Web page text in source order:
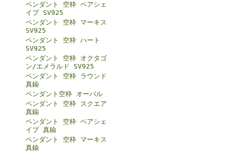
ペンダント 空枠 ペアシェ
イプ SV925
ペンダント 空枠 マーキス
SV925
ペンダント 空枠 ハート
SV925
ペンダント 空枠 オクタゴ
ン/エメラルド SV925
ペンダント 空枠 ラウンド
真鍮
ペンダント空枠 オーバル
ペンダント 空枠 スクエア
真鍮
ペンダント 空枠 ペアシェ
イプ 真鍮
ペンダント 空枠 マーキス
真鍮